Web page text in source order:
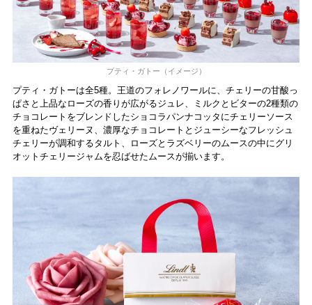
プティ・ガトー（イメージ）
プティ・ガトーは全5種。王道のフォレノワールに、チェリーの甘酸っ
ぱさと上品なローズの香りが広がるジュレ、ミルクとビターの2種類の
チョコレートをブレンドしたショコラパンナコッタにチェリーソース
を重ねたヴェリーヌ、濃厚なチョコレートとジューシーなフレッシュ
チェリーが調和するタルト、ローズとラズベリーのムースの中にグリ
オットチェリージャムを忍ばせたムースが揃います。